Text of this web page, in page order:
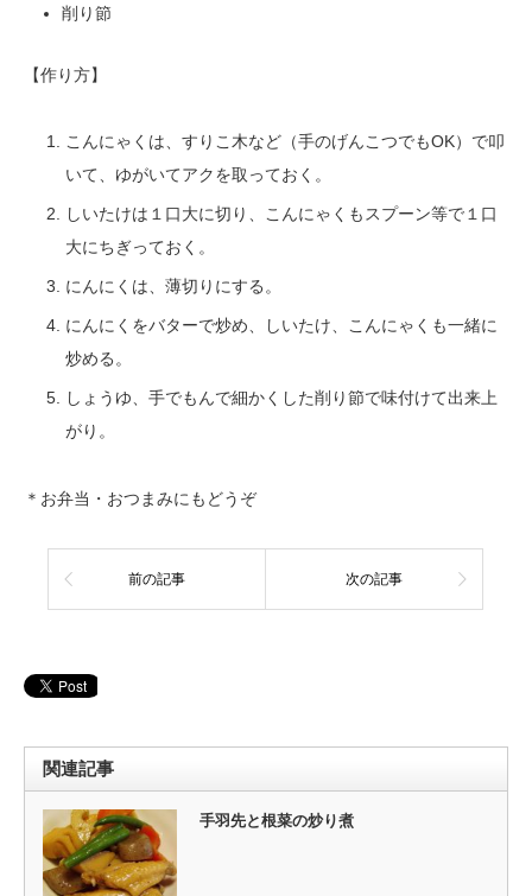
削り節
【作り方】
こんにゃくは、すりこ木など（手のげんこつでもOK）で叩
いて、ゆがいてアクを取っておく。
しいたけは１口大に切り、こんにゃくもスプーン等で１口
大にちぎっておく。
にんにくは、薄切りにする。
にんにくをバターで炒め、しいたけ、こんにゃくも一緒に
炒める。
しょうゆ、手でもんで細かくした削り節で味付けて出来上
がり。
＊お弁当・おつまみにもどうぞ
前の記事 次の記事
関連記事
手羽先と根菜の炒り煮